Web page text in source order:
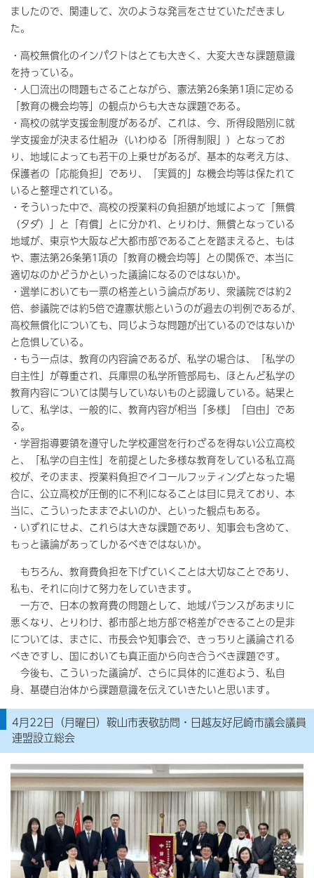
ましたので、関連して、次のような発言をさせていただきまし
た。
・高校無償化のインパクトはとても大きく、大変大きな課題意識
を持っている。
・人口流出の問題もさることながら、憲法第26条第1項に定める
「教育の機会均等」の観点からも大きな課題である。
・高校の就学支援金制度があるが、これは、今、所得段階別に就
学支援金が決まる仕組み（いわゆる「所得制限」）となってお
り、地域によっても若干の上乗せがあるが、基本的な考え方は、
保護者の「応能負担」であり、「実質的」な機会均等は保たれて
いると整理されている。
・そういった中で、高校の授業料の負担額が地域によって「無償
（タダ）」と「有償」とに分かれ、とりわけ、無償となっている
地域が、東京や大阪など大都市部であることを踏まえると、もは
や、憲法第26条第1項の「教育の機会均等」との関係で、本当に
適切なのかどうかといった議論になるのではないか。
・選挙においても一票の格差という論点があり、衆議院では約2
倍、参議院では約5倍で違憲状態というのが過去の判例であるが、
高校無償化についても、同じような問題が出ているのではないか
と危惧している。
・もう一点は、教育の内容論であるが、私学の場合は、「私学の
自主性」が尊重され、兵庫県の私学所管部局も、ほとんど私学の
教育内容については関与していないものと認識している。結果と
して、私学は、一般的に、教育内容が相当「多様」「自由」であ
る。
・学習指導要領を遵守した学校運営を行わざるを得ない公立高校
と、「私学の自主性」を前提とした多様な教育をしている私立高
校が、そのまま、授業料負担でイコールフッティングとなった場
合に、公立高校が圧倒的に不利になることは目に見えており、本
当に、こういったままでよいのか、といった観点もある。
・いずれにせよ、これらは大きな課題であり、知事会も含めて、
もっと議論があってしかるべきではないか。
もちろん、教育費負担を下げていくことは大切なことであり、
私も、それに向けて努力をしていきます。
一方で、日本の教育費の問題として、地域バランスがあまりに
悪くなり、とりわけ、都市部と地方部で格差ができることの是非
については、まさに、市長会や知事会で、きっちりと議論される
べきですし、国においても真正面から向き合うべき課題です。
今後も、こういった議論が、さらに具体的に進むよう、私自
身、基礎自治体から課題意識を伝えていきたいと思います。
4月22日（月曜日）鞍山市表敬訪問・日越友好尼崎市議会議員
連盟設立総会